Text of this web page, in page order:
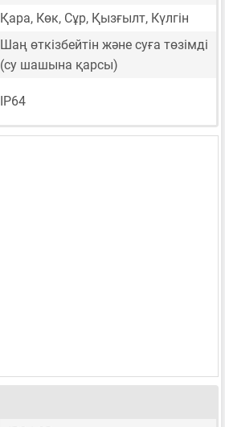
Қара, Көк, Сұр, Қызғылт, Күлгін
Шаң өткізбейтін және суға төзімді
(су шашына қарсы)
IP64